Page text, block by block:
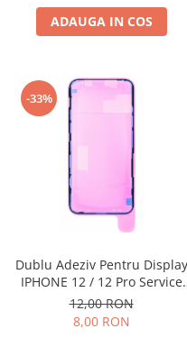
SERIA 16
MOTOROLA COMPATIBILE
MOTOROLA SERVICE PACK
Ecrane Pentru XIAOMI
XIAOMI COMPATIBILE
XIAOMI SERVICE PACK
Ecrane Pentru NOKIA
Ecrane Pentru VIVO
VIVO COMPATIBILE
Ecrane Pentru OPPO
ADAUGA IN COS
-33%
Dublu Adeziv Pentru Display
IPHONE 12 / 12 Pro Service
Pack - 923-04893
12,00 RON
8,00 RON